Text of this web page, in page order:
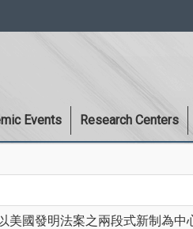
Events Research Centers
美國發明法案之兩段式新制為中